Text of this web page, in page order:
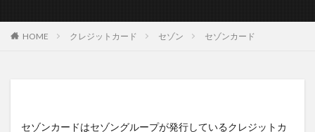
HOME クレジットカード セゾン セゾンカード
セゾンカードはセゾングループが発行しているクレジットカ